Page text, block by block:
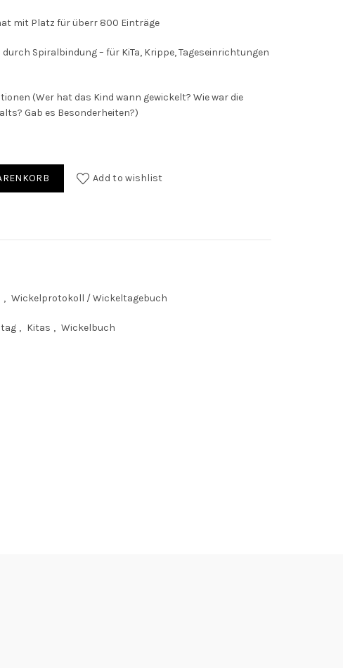
mit Platz für überr 800 Einträge
Spiralbindung – für KiTa, Krippe, Tageseinrichtungen
(Wer hat das Kind wann gewickelt? Wie war die
Gab es Besonderheiten?)
Add to wishlist
, Wickelprotokoll / Wickeltagebuch
, Kitas , Wickelbuch